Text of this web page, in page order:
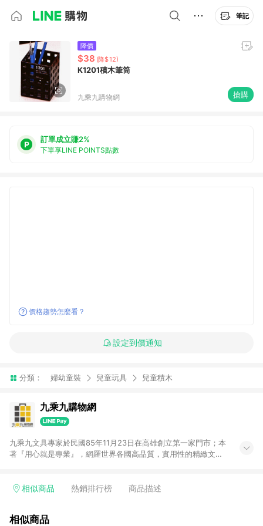
筆記
降價
$38 (降$12)
K1201積木筆筒
九乘九購物網 搶購
訂單成立賺2%
下單享LINE POINTS點數
價格趨勢怎麼看？
設定到價通知
分類： 婦幼童裝 兒童玩具 兒童積木
九乘九購物網
九乘九文具專家於民國85年11月23日在高雄創立第一家門市；本
著『用心就是專業』，網羅世界各國高品質，實用性的精緻文具
非店舖通路及整合虛實行銷為目標，並以完整的物流倉儲系統，
才享有回饋，點數將於廠商出貨後 30 天前後發送。 (2) 門市訂
相似商品 熱銷排行榜 商品描述
相似商品